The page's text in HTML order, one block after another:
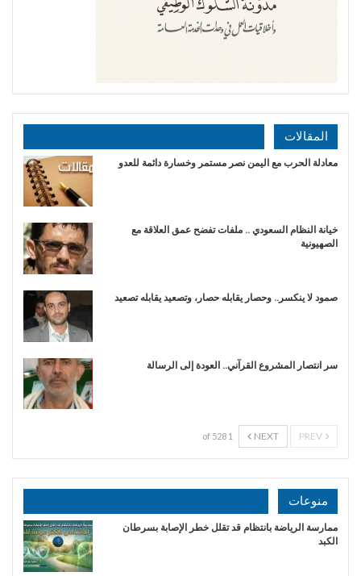
المقالات
​معادلة الحرب مع اليمن نصر مستمر وخسارة دائمة للعدو
خيانة النظام السعودي .. ملفات تفضح عمق العلاقة مع
الصهيونية
صمود لا ينكسر.. وحصار يقابله حصار، وتصعيد يقابله تصعيد
سر انتصار المشروع القرآني.. العودة إلى الرسالة
NEXT
1 of 528
منوعات
ممارسة الرياضة بانتظام قد تقلل خطر الإصابة بسرطان
الكبد